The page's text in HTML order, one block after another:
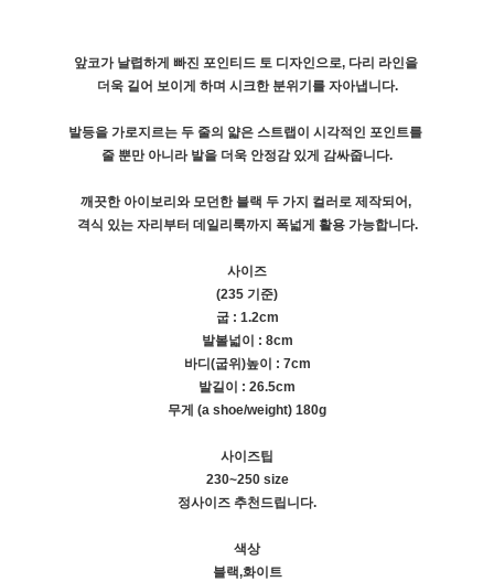
앞코가 날렵하게 빠진 포인티드 토 디자인으로, 다리 라인을
더욱 길어 보이게 하며 시크한 분위기를 자아냅니다.
발등을 가로지르는 두 줄의 얇은 스트랩이 시각적인 포인트를
줄 뿐만 아니라 발을 더욱 안정감 있게 감싸줍니다.
깨끗한 아이보리와 모던한 블랙 두 가지 컬러로 제작되어,
격식 있는 자리부터 데일리룩까지 폭넓게 활용 가능합니다.
사이즈
(235 기준)
굽 : 1.2cm
발볼넓이 : 8cm
바디(굽위)높이 : 7cm
발길이 : 26.5cm
무게 (a shoe/weight) 180g
사이즈팁
230~250 size
정사이즈 추천드립니다.
색상
블랙,화이트